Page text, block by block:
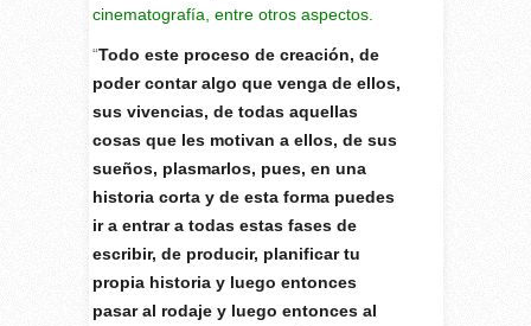
cinematografía, entre otros aspectos.
“Todo este proceso de creación, de
poder contar algo que venga de ellos,
sus vivencias, de todas aquellas
cosas que les motivan a ellos, de sus
sueños, plasmarlos, pues, en una
historia corta y de esta forma puedes
ir a entrar a todas estas fases de
escribir, de producir, planificar tu
propia historia y luego entonces
pasar al rodaje y luego entonces al